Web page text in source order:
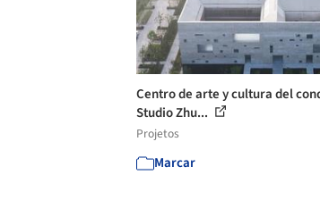
Centro de arte y cultura del
Studio Zhu...
Projetos
Marcar